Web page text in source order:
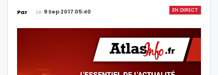
EN DIRECT
Par Le 9 Sep 2017 05:40